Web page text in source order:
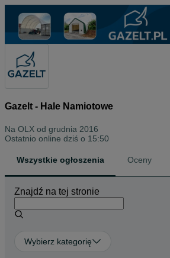
Gazelt - Hale Namiotowe
Na OLX od grudnia 2016
Ostatnio online dziś o 15:50
Wszystkie ogłoszenia Oceny
Znajdź na tej stronie
Wybierz kategorię